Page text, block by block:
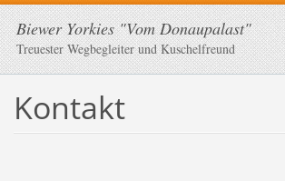
Biewer Yorkies "Vom Donaupalast"
Treuester Wegbegleiter und Kuschelfreund
Kontakt